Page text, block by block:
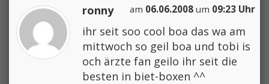
ronny am 06.06.2008 um 09:23 Uhr
ihr seit soo cool boa das wa am
mittwoch so geil boa und tobi is
och ärzte fan geilo ihr seit die
besten in biet-boxen ^^